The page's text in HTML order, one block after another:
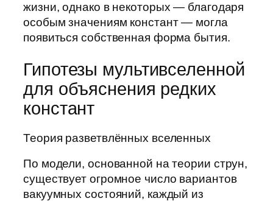
жизни, однако в некоторых — благодаря
особым значениям констант — могла
появиться собственная форма бытия.
Гипотезы мультивселенной
для объяснения редких
констант
Теория разветвлённых вселенных
По модели, основанной на теории струн,
существует огромное число вариантов
вакуумных состояний, каждый из